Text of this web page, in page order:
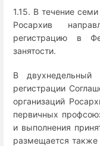
1.15. В течение
Росархив
регистрацию в
занятости.
В двухнедельный
регистрации
организаций
первичных
и выполнения
размещается также